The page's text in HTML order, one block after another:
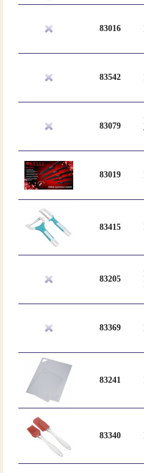
83016
83542
83079
83019
83415
83205
83369
83241
83340